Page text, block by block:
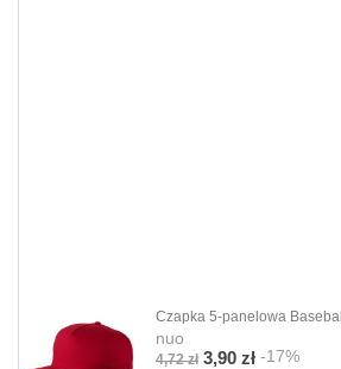
Czapka 5-panelowa Baseball
nuo
4,72 zł 3,90 zł -17%